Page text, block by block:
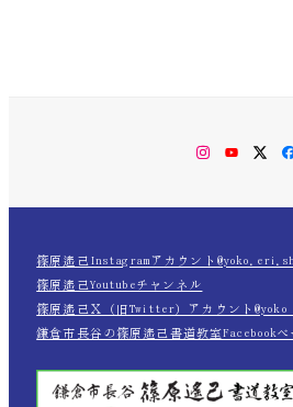
Instagram
YouTube
篠原遙己Instagramアカウント
篠原遙己Youtubeチャンネル
篠原遙己Ｘ（旧Twitter）アカウント
鎌倉市長谷の篠原遙己書道教室Facebookペ